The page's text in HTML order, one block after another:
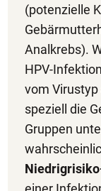
(potenzielle
Analkrebs).
HPV-
vom Virustyp
speziell die
Gruppen